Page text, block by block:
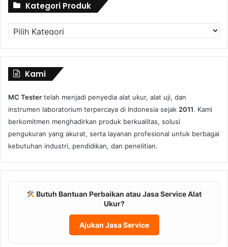
Kategori Produk
Kategori
Produk
Kami
MC Tester telah menjadi penyedia alat ukur, alat uji, dan
instrumen laboratorium terpercaya di Indonesia sejak 2011. Kami
berkomitmen menghadirkan produk berkualitas, solusi
pengukuran yang akurat, serta layanan profesional untuk berbagai
kebutuhan industri, pendidikan, dan penelitian.
Butuh Bantuan Perbaikan atau Jasa Service Alat
Ukur?
Ajukan Jasa Service